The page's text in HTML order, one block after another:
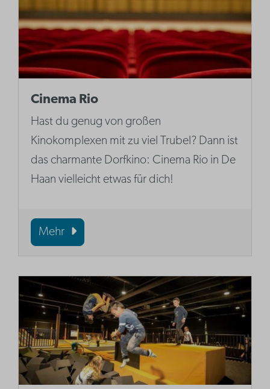
Cinema Rio
Hast du genug von großen
Kinokomplexen mit zu viel Trubel? Dann ist
das charmante Dorfkino: Cinema Rio in De
Haan vielleicht etwas für dich!
Mehr